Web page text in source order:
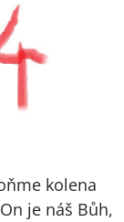
kolena
je náš Bůh,